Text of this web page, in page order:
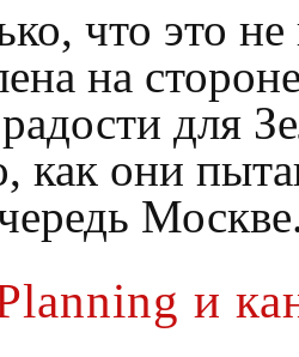
что это
на
для
как они
и